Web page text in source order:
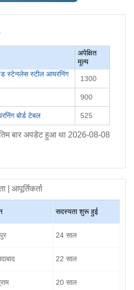
अपेक्षित
मूल्य
स्टेनलेस स्टील आयरनिंग
1300
900
बोर्ड टेबल 525
बार अपडेट हुआ था 2026-08-08
| आपूर्तिकर्ता
सदस्यता शुरू हुई
24 साल
22 साल
20 साल